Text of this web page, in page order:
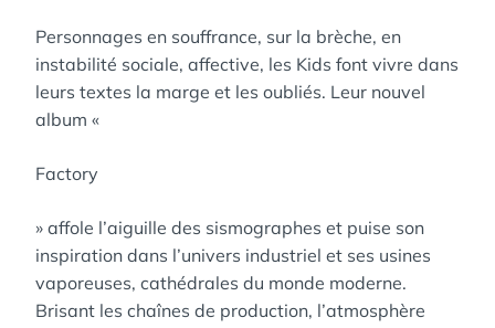
Personnages en souffrance, sur la brèche, en
instabilité sociale, affective, les Kids font vivre dans
leurs textes la marge et les oubliés. Leur nouvel
album «
Factory
» affole l’aiguille des sismographes et puise son
inspiration dans l’univers industriel et ses usines
vaporeuses, cathédrales du monde moderne.
Brisant les chaînes de production, l’atmosphère